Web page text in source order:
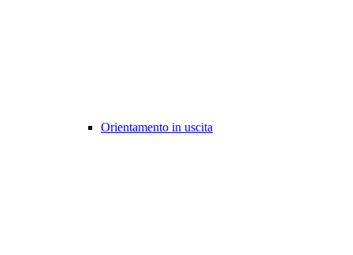
Orientamento in uscita